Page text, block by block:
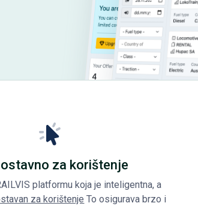
za korištenje
platformu koja je inteligentna, a
za korištenje To osigurava brzo i